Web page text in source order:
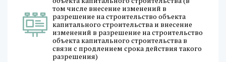
том числе внесение изменений в
разрешение на строительство объекта
капитального строительства и внесение
изменений в разрешение на строительство
объекта капитального строительства в
связи с продлением срока действия такого
разрешения)